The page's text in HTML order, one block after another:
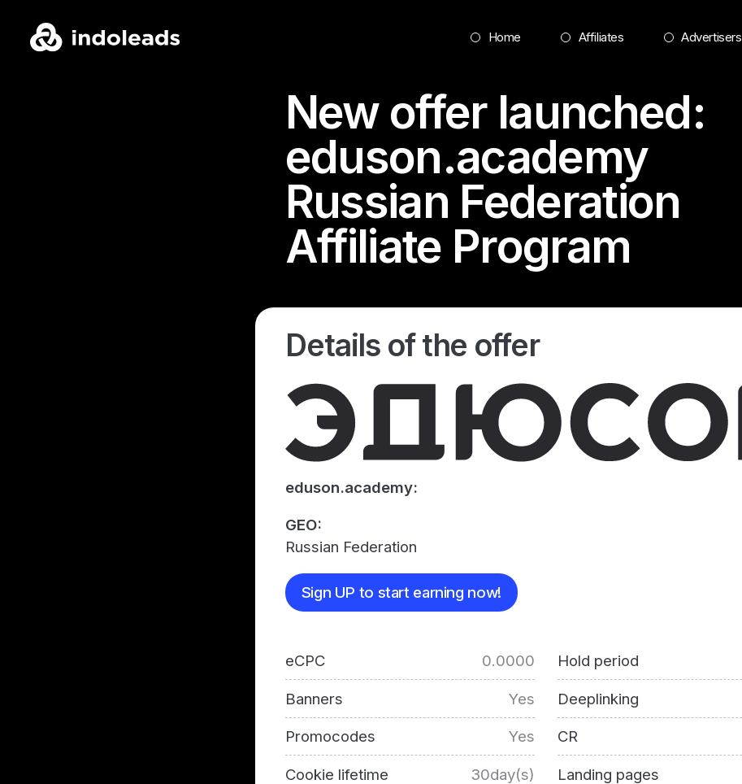
Home Affiliates Advertisers
New offer launched:
eduson.academy
Russian Federation
Affiliate Program
Details of the offer
eduson.academy:
GEO:
Russian Federation
Sign UP to start earning now!
eCPC 0.0000 Hold period
Banners Yes Deeplinking
Promocodes Yes CR
Cookie lifetime 30day(s) Landing pages